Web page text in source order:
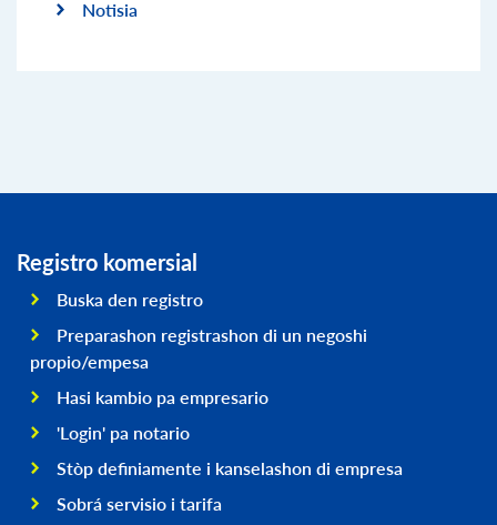
Notisia
Registro komersial
Buska den registro
Preparashon registrashon di un negoshi
propio/empesa
Hasi kambio pa empresario
'Login' pa notario
Stòp definiamente i kanselashon di empresa
Sobrá servisio i tarifa